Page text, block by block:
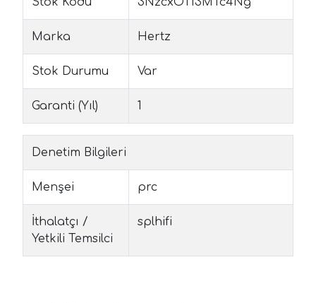
Marka Hertz
Stok Durumu Var
Garanti (Yıl) 1
Denetim Bilgileri
Menşei prc
İthalatçı /
Yetkili Temsilci
splhifi